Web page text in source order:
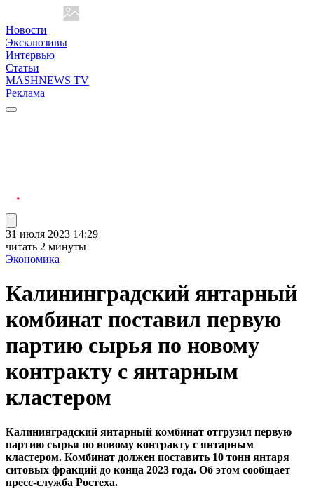
Новости
Эксклюзивы
Интервью
Статьи
MASHNEWS TV
Реклама
31 июля 2023 14:29
читать 2 минуты
Экономика
Калининградский янтарный
комбинат поставил первую
партию сырья по новому
контракту с янтарным
кластером
Калининградский янтарный комбинат отгрузил первую
партию сырья по новому контракту с янтарным
кластером. Комбинат должен поставить 10 тонн янтаря
ситовых фракций до конца 2023 года. Об этом сообщает
пресс-служба Ростеха.